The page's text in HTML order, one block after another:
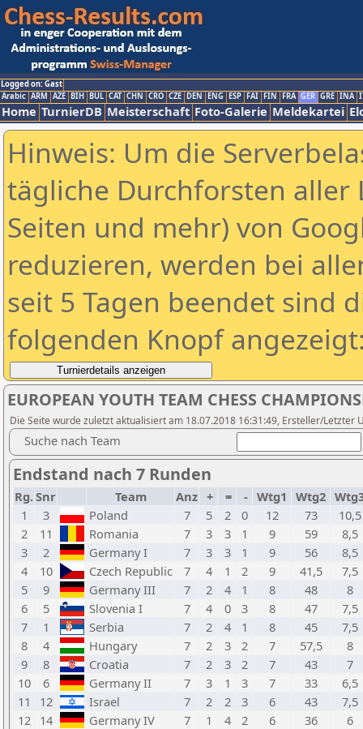
Logged on: Gast
Arabic ARM AZE BIH BUL CAT CHN CRO CZE DEN ENG ESP FAI FIN FRA GER GRE INA
Home TurnierDB Meisterschaft Foto-Galerie Meldekartei
Hinweis: Um die
tägliche Durchforsten aller
Seiten und mehr) von
reduzieren, werden bei
seit 5 Tagen beendet sind
folgenden Knopf
EUROPEAN YOUTH TEAM CHESS
Die Seite wurde zuletzt aktualisiert am 18.07.2018 16:31:49, Ersteller/Letzter
Suche nach Team
Endstand nach 7 Runden
Rg.Snr Team Anz + = - Wtg1 Wtg2
1
3 Poland 7 5 2 0 12 73
10,5
2
11 Romania 7 3 3 1 9 59
8,5
3
2 Germany I 7 3 3 1 9 56
8,5
4
10 Czech Republic 7 4 1 2 9 41,5
7,5
5
9 Germany III 7 2 4 1 8 48
8
6
5 Slovenia I 7 4 0 3 8 47
7,5
7
1 Serbia 7 2 4 1 8 45
7,5
8
4 Hungary 7 2 3 2 7 57,5
8
9
8 Croatia 7 2 3 2 7 43
7
10
6 Germany II 7 3 1 3 7 33
6,5
11
12 Israel 7 2 2 3 6 43
7,5
12 14 Germany IV 7 1 4 2 6 36
6